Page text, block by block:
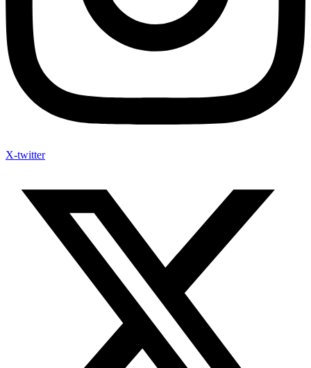
X-twitter